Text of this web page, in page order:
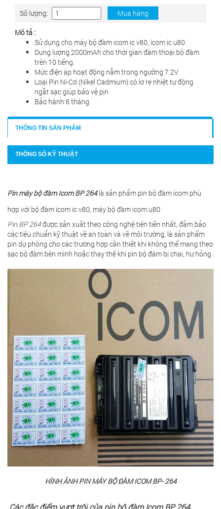
Số lượng: Mua hàng
Mô tả :
Sử dụng cho máy bộ đàm icom ic v80, icom ic u80
Dung lượng 2000mAh cho thời gian đàm thoại bộ đàm
trên 10 tiếng.
Mức điện áp hoạt động nằm trong ngưỡng 7.2V
Loại Pin Ni-Cd (Nikel Cadmium) có lơ re nhiệt tự động
ngắt sạc giúp bảo vệ pin
Bảo hành 6 tháng
THÔNG TIN SẢN PHẨM
THÔNG SỐ KỸ THUẬT
Pin máy bộ đàm Icom BP 264là sản phẩm pin bộ đàm icom phù
hợp với bộ đàm icom ic v80, máy bộ đàm icom u80
Pin BP 264được sản xuất theo công nghệ tiên tiến nhất, đảm bảo
các tiêu chuẩn kỹ thuật về an toàn và về môi trường, là sản phẩm
pin dự phòng cho các trường hợp cần thiết khi không thể mang theo
sạc bộ đàm bên mình hoặc thay thế khi pin bộ đàm bị chai, hư hỏng.
HÌNH ẢNH PIN MÁY BỘ ĐÀM ICOM BP- 264
Các đặc điểm vượt trội của pin bộ đàm Icom BP 264